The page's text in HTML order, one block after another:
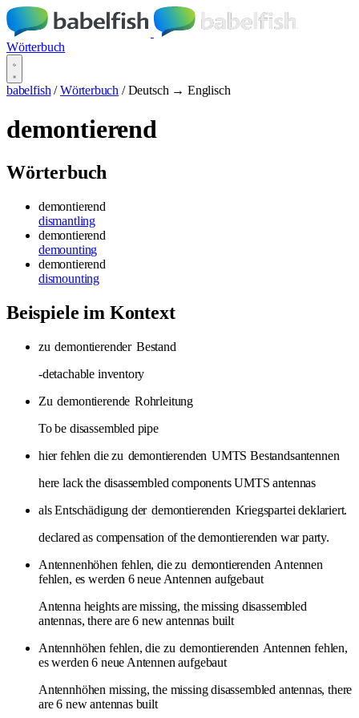
Wörterbuch
babelfish / Wörterbuch / Deutsch → Englisch
demontierend
Wörterbuch
demontierend
dismantling
demontierend
demounting
demontierend
dismounting
Beispiele im Kontext
zu demontierender Bestand
-detachable inventory
Zu demontierende Rohrleitung
To be disassembled pipe
hier fehlen die zu demontierenden UMTS Bestandsantennen
here lack the disassembled components UMTS antennas
als Entschädigung der demontierenden Kriegspartei deklariert.
declared as compensation of the demontierenden war party.
Antennenhöhen fehlen, die zu demontierenden Antennen
fehlen, es werden 6 neue Antennen aufgebaut
Antenna heights are missing, the missing disassembled
antennas, there are 6 new antennas built
Antennhöhen fehlen, die zu demontierenden Antennen fehlen,
es werden 6 neue Antennen aufgebaut
Antennhöhen missing, the missing disassembled antennas, there
are 6 new antennas built